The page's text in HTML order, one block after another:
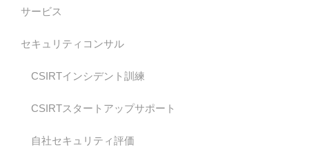
サービス
セキュリティコンサル
CSIRTインシデント訓練
CSIRTスタートアップサポート
自社セキュリティ評価